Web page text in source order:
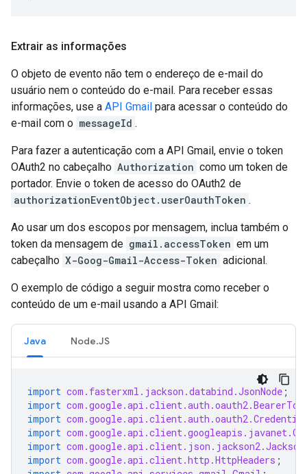
Extrair as informações
O objeto de evento não tem o endereço de e-mail do
usuário nem o conteúdo do e-mail. Para receber essas
informações, use a API Gmail para acessar o conteúdo do
e-mail com o messageId .
Para fazer a autenticação com a API Gmail, envie o token
OAuth2 no cabeçalho Authorization como um token de
portador. Envie o token de acesso do OAuth2 de
authorizationEventObject.userOauthToken .
Ao usar um dos escopos por mensagem, inclua também o
token da mensagem de gmail.accessToken em um
cabeçalho X-Goog-Gmail-Access-Token adicional.
O exemplo de código a seguir mostra como receber o
conteúdo de um e-mail usando a API Gmail:
Java Node.JS
import com.fasterxml.jackson.databind.JsonNode ;
import
import
import
import
import com.google.api.client.http.HttpHeaders ;